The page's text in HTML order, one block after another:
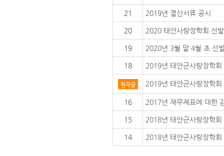
21 2019년 결산서류 공시
20 2020 태안사랑장학회 선
19 2020년 3월 말 4월 초 선
18 2019년 태안군사랑장학
현재글 2019년 태안군사랑장학
16 2017년 재무제표에 대한
15 2018년 태안군사랑장학
14 2018년 태안군사랑장학